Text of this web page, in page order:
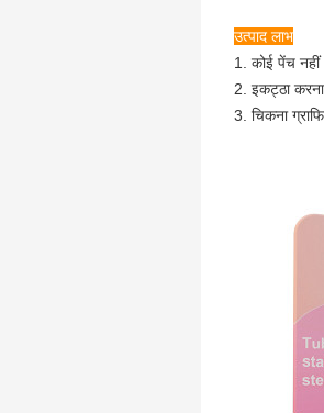
उत्पाद लाभ
1. कोई पेंच
2. इकट्ठा
3. चिकना